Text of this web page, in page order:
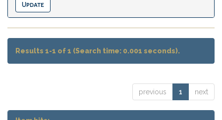
Results 1-1 of 1 (Search time: 0.001 seconds).
previous 1 next